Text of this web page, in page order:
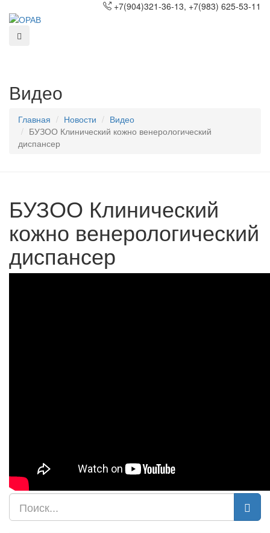
+7(904)321-36-13, +7(983) 625-53-11
Видео
Главная Новости
Видео
БУЗОО Клинический кожно венерологический
диспансер
БУЗОО Клинический
кожно венерологический
диспансер